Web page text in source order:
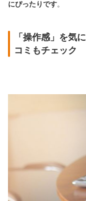
にぴったりです。
「操作感」を気
コミもチェック